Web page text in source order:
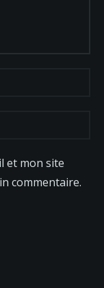
et mon site
commentaire.